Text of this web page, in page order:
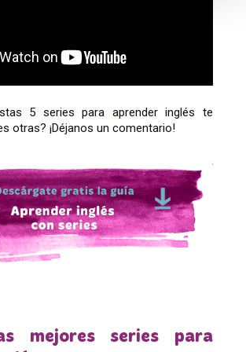
5 series para aprender inglés te
otras? ¡Déjanos un comentario!
mejores series para